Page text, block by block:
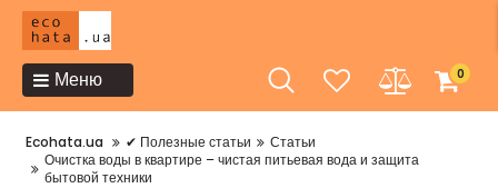
Меню 0
Ecohata.ua ✔ Полезные статьи
Статьи
Очистка воды в квартире – чистая питьевая вода и защита
бытовой техники